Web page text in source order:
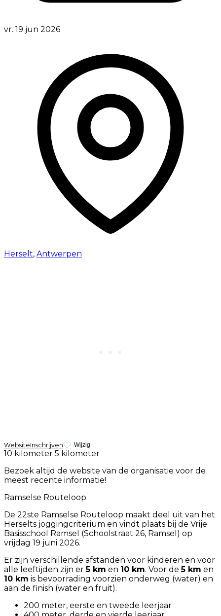
vr. 19 jun 2026
Herselt, Antwerpen
WebsiteInschrijven Wijzig
10 kilometer 5 kilometer
Bezoek altijd de website van de organisatie voor de
meest recente informatie!
Ramselse Routeloop
De 22ste Ramselse Routeloop maakt deel uit van het
Herselts joggingcriterium en vindt plaats bij de Vrije
Basisschool Ramsel (Schoolstraat 26, Ramsel) op
vrijdag 19 juni 2026.
Er zijn verschillende afstanden voor kinderen en voor
alle leeftijden zijn er5 km en 10 km. Voor de5 km en
10 km is bevoorrading voorzien onderweg (water) en
aan de finish (water en fruit).
200 meter, eerste en tweede leerjaar